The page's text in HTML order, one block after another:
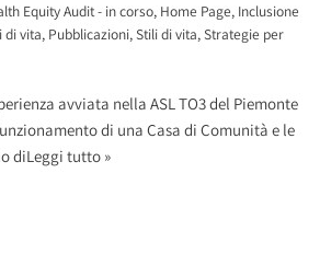
Equity Audit - in corso, Home Page, Inclusione
di vita, Pubblicazioni,Stili di vita,Strategie per
avviata nella ASL TO3 del Piemonte
di una Casa di Comunità e le
diLeggi tutto »